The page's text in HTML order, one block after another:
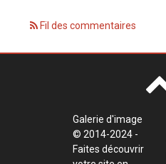
Fil des commentaires
Galerie d'image
© 2014-2024 -
Faites découvrir